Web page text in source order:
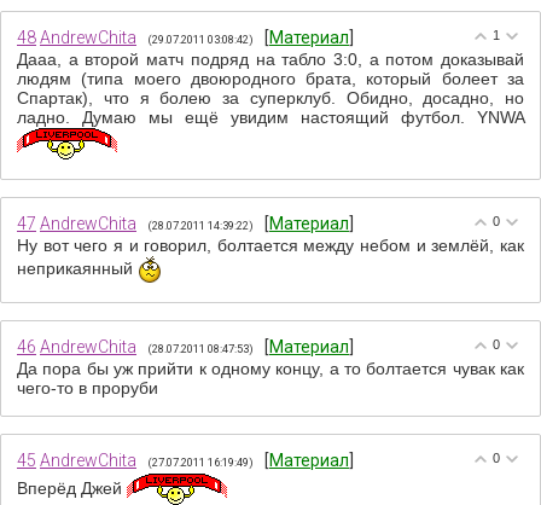
1
48AndrewChita (29.07.2011 03:08:42) [Материал
Дааа, а второй матч подряд на табло 3:0, а потом доказывай
людям (типа моего двоюродного брата, который болеет за
Спартак), что я болею за суперклуб. Обидно, досадно, но
ладно. Думаю мы ещё увидим настоящий футбол. YNWA
0
47 AndrewChita (28.07.2011 14:39:22) [Материал
Ну вот чего я и говорил, болтается между небом и землёй, как
неприкаянный
0
46 AndrewChita (28.07.2011 08:47:53) [Материал
Да пора бы уж прийти к одному концу, а то болтается чувак как
чего-то в проруби
0
45 AndrewChita (27.07.2011 16:19:49) [Материал
Вперёд Джей